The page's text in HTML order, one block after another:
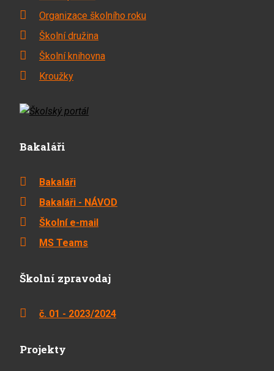
Organizace školního roku
Školní družina
Školní knihovna
Kroužky
Bakaláři
Bakaláři
Bakaláři - NÁVOD
Školní e-mail
MS Teams
Školní zpravodaj
č. 01 - 2023/2024
Projekty